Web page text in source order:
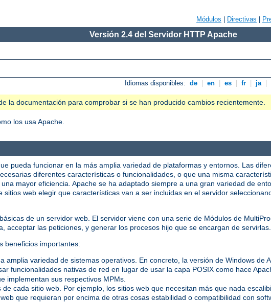
Módulos Directivas
Versión 2.4 del Servidor HTTP Apache
Idiomas disponibles: de en es fr ja
la documentación para comprobar si se han producido cambios recientemente.
los usa Apache.
pueda funcionar en la más amplia variedad de plataformas y entornos. Las
diferentes características o funcionalidades, o que una misma
mayor eficiencia. Apache se ha adaptado siempre a una gran variedad de
web elegir que características van a ser incluidas en el servidor
de un servidor web. El servidor viene con una serie de Módulos de
las peticiones, y generar los procesos hijo que se encargan de servirlas.
beneficios importantes:
variedad de sistemas operativos. En concreto, la versión de Windows de
funcionalidades nativas de red en lugar de usar la capa POSIX como hace
implementan sus respectivos MPMs.
cada sitio web. Por ejemplo, los sitios web que necesitan más que nada
web que requieran por encima de otras cosas estabilidad o compatibilidad con